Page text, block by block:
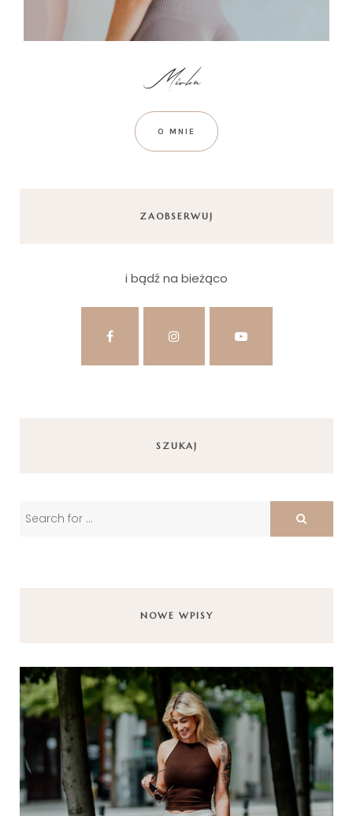
O MNIE
ZAOBSERWUJ
i bądź na bieżąco
SZUKAJ
NOWE WPISY